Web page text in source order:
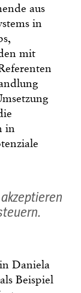
aus
in
mit
in
Daniela
Beispiel